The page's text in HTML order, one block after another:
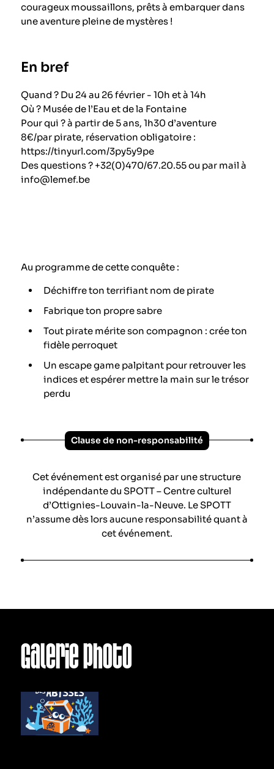
courageux moussaillons, prêts à embarquer dans
une aventure pleine de mystères !
En bref
Quand ? Du 24 au 26 février - 10h et à 14h
Où ? Musée de l’Eau et de la Fontaine
Pour qui ? à partir de 5 ans, 1h30 d’aventure
8€/par pirate, réservation obligatoire :
https://tinyurl.com/3py5y9pe
Des questions ? +32(0)470/67.20.55 ou par mail à
info@lemef.be
Au programme de cette conquête :
Déchiffre ton terrifiant nom de pirate
Fabrique ton propre sabre
Tout pirate mérite son compagnon : crée ton
fidèle perroquet
Un escape game palpitant pour retrouver les
indices et espérer mettre la main sur le trésor
perdu
Clause de non-responsabilité
Cet événement est organisé par une structure
indépendante du SPOTT – Centre culturel
d’Ottignies-Louvain-la-Neuve. Le SPOTT
n’assume dès lors aucune responsabilité quant à
cet événement.
Galerie photo